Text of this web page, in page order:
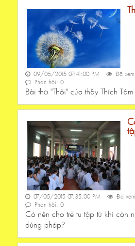
09/05/2015 07:41:00 PM
Đã
Phản hồi: 0
Bài thơ "Thôi" của thầy Thích Tâm
07/05/2015 07:35:00 PM
Đã
Phản hồi: 0
Có nên cho trẻ tu tập từ khi còn
đúng pháp?